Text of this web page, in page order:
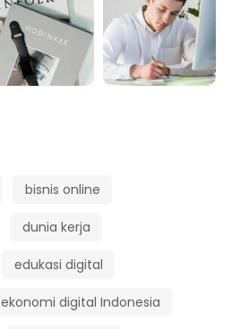
bisnis online
dunia kerja
edukasi digital
ekonomi digital Indonesia